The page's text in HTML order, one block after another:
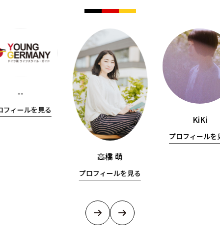
--
フィールを見る
高橋 萌
プロフィールを見る
KiKi
プロフィールを